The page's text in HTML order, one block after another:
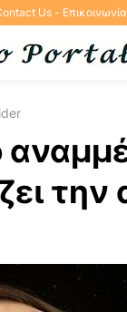
Us - Επικοινωνία